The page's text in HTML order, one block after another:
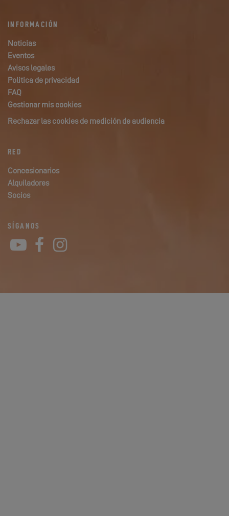
INFORMACIÓN
Noticias
Eventos
Avisos legales
Politica de privacidad
FAQ
Gestionar mis cookies
Rechazar las cookies de medición de audiencia
RED
Concesionarios
Alquiladores
Socios
SÍGANOS
YouTube
Facebook
Instagram